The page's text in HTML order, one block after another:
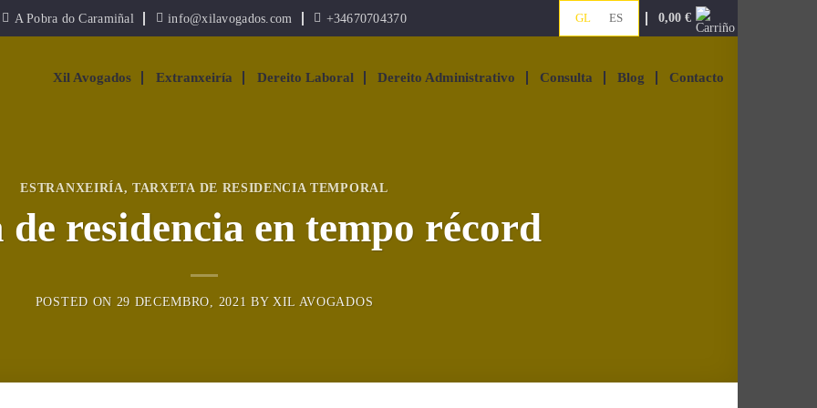
A Pobra do Caramiñal info@xilavogados.com +34670704370 GL ES 0,00€
Xil Avogados Extranxeiría Dereito Laboral Dereito Administrativo Consulta Blog Contacto
ESTRANXEIRÍA,TARXETA DE RESIDENCIA TEMPORAL
residencia en tempo récord
POSTED ON 29 DECEMBRO, 2021 BY XIL AVOGADOS